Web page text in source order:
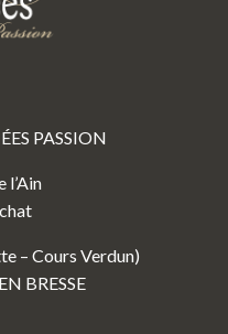
PASSION
l’Ain
– Cours Verdun)
BRESSE